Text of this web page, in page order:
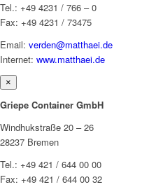
Tel.: +49 4231 / 766 – 0
Fax: +49 4231 / 73475
Email: verden@matthaei.de
Internet: www.matthaei.de
×
Griepe Container GmbH
Windhukstraße 20 – 26
28237 Bremen
Tel.: +49 421 / 644 00 00
Fax: +49 421 / 644 00 32